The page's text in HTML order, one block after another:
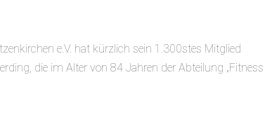
e.V. hat kürzlich sein 1.300stes Mitglied
die im Alter von 84 Jahren der Abteilung „Fitness